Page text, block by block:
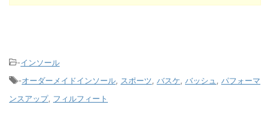
-インソール
-オーダーメイドインソール スポーツ バスケ バッシュ
パフォーマ
ンスアップ, フィルフィート